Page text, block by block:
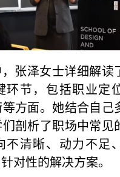
张泽女士详细解读
环节，包括职业定
方面。她结合自己
剖析了职场中常见
不清晰、动力不足
对性的解决方案。